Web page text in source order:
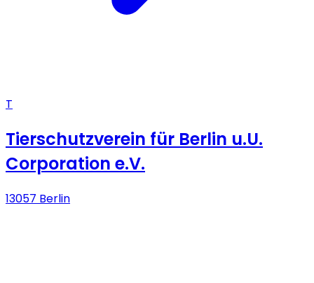
T
Tierschutzverein für Berlin u.U.
Corporation e.V.
13057 Berlin